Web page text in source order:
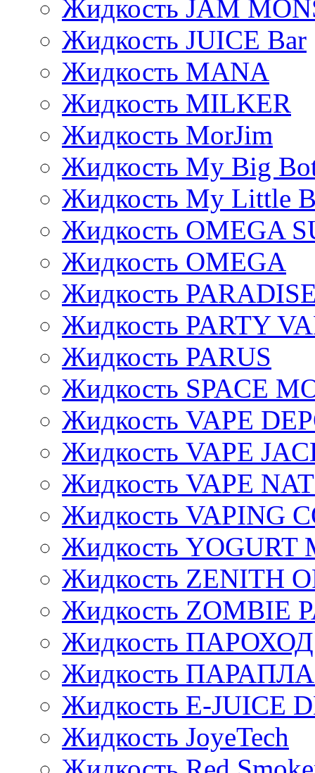
Жидкость JAM
Жидкость JUICE Bar
Жидкость MANA
Жидкость MILKER
Жидкость MorJim
Жидкость My Big
Жидкость My Little
Жидкость OMEGA
Жидкость OMEGA
Жидкость
Жидкость PARTY
Жидкость PARUS
Жидкость SPACE
Жидкость VAPE
Жидкость VAPE
Жидкость VAPE
Жидкость VAPING
Жидкость YOGURT
Жидкость ZENITH
Жидкость ZOMBIE
Жидкость ПАРОХОД
Жидкость
Жидкость E-JUIСE
Жидкость JoyeTech